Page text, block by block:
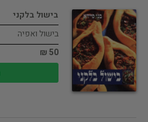
בישול בלקני
בישול ואפיה
50 ₪